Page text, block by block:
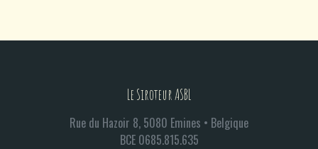
Le Siroteur ASBL
Rue du Hazoir 8, 5080 Emines • Belgique
BCE 0685.815.635​